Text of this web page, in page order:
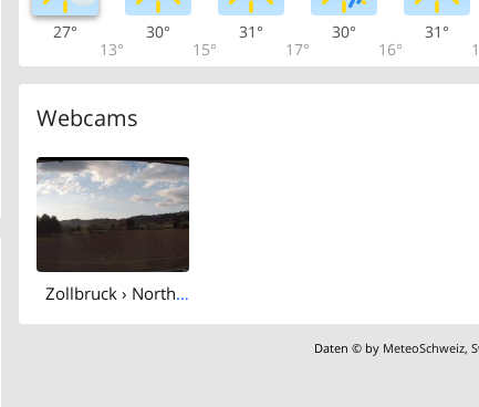
27°
13°
30°
15°
31°
17°
30°
16°
31°
Webcams
Zollbruck › North: Schulhaus Than
Daten © by MeteoSchweiz,